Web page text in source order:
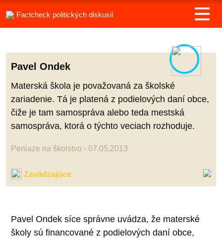
Factcheck politických diskusií
Pavel Ondek
Materská škola je považovaná za školské
zariadenie. Tá je platená z podielových daní obce,
čiže je tam samospráva alebo teda mestská
samospráva, ktorá o týchto veciach rozhoduje.
Peniaze na školstvo - 07.05.2013
Zavádzajúce
Pavel Ondek síce správne uvádza, že materské
školy sú financované z podielových daní obce,